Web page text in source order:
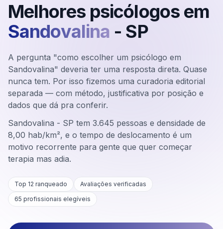
Melhores psicólogos em
Sandovalina - SP
A pergunta "como escolher um psicólogo em
Sandovalina" deveria ter uma resposta direta. Quase
nunca tem. Por isso fizemos uma curadoria editorial
separada — com método, justificativa por posição e
dados que dá pra conferir.
Sandovalina - SP tem 3.645 pessoas e densidade de
8,00 hab/km², e o tempo de deslocamento é um
motivo recorrente para gente que quer começar
terapia mas adia.
Top 12 ranqueado
Avaliações verificadas
65 profissionais elegíveis